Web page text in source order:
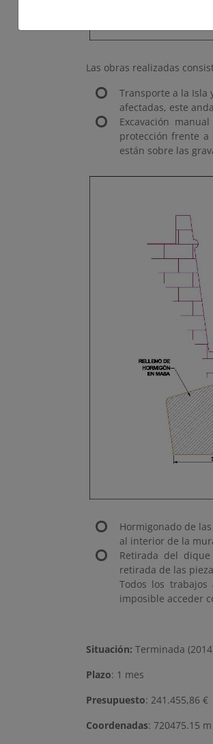
Las obras realizadas
Transporte a la Isla
afectadas, este
Excavación
protección frente a
están sobre las
Hormigonado de
al interior de la
Retirada del
retirada de las
Todos los
imposible acceder
Situación: Terminada
Plazo: 1 mes
Presupuesto: 241.455,86 €
Coordenadas: 720475.15